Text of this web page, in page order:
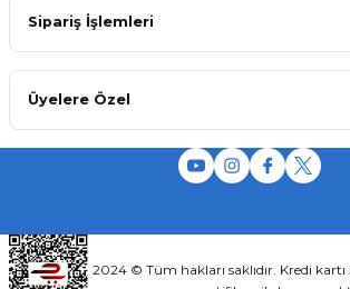
Sipariş İşlemleri
Üyelere Özel
2024 © Tüm hakları saklıdır. Kredi kartı